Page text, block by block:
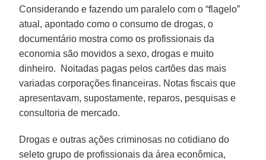
Considerando e fazendo um paralelo com o “flagelo”
atual, apontado como o consumo de drogas, o
documentário mostra como os profissionais da
economia são movidos a sexo, drogas e muito
dinheiro. Noitadas pagas pelos cartões das mais
variadas corporações financeiras. Notas fiscais que
apresentavam, supostamente, reparos, pesquisas e
consultoria de mercado.
Drogas e outras ações criminosas no cotidiano do
seleto grupo de profissionais da área econômica,